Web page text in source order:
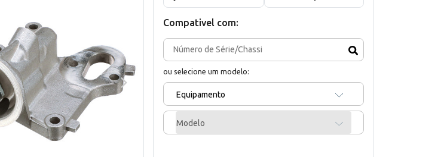
Compativel com:
ou selecione um modelo:
Equipamento
Modelo